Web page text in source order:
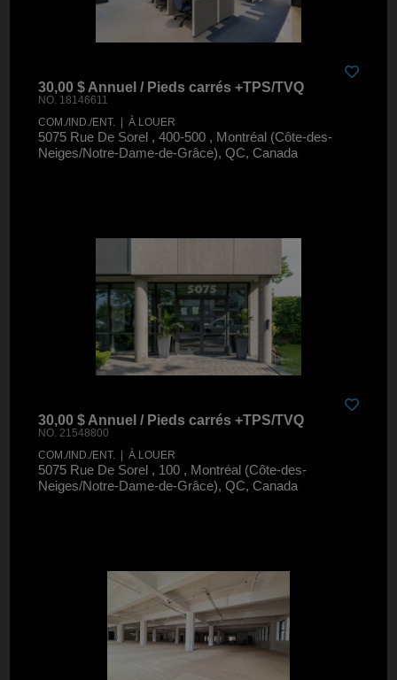
30,00 $ Annuel / Pieds carrés +TPS/TVQ
NO. 18146611
COM./IND./ENT. | À LOUER
5075 Rue De Sorel , 400-500 , Montréal (Côte-des-
Neiges/Notre-Dame-de-Grâce), QC, Canada
30,00 $ Annuel / Pieds carrés +TPS/TVQ
NO. 21548800
COM./IND./ENT. | À LOUER
5075 Rue De Sorel , 100 , Montréal (Côte-des-
Neiges/Notre-Dame-de-Grâce), QC, Canada